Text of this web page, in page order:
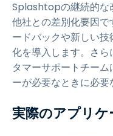
Splashtopの継続的な
他社との差別化要因
ードバックや新しい
化を導入します。さ
タマーサポートチー
ーが必要なときに必要
実際のアプリ